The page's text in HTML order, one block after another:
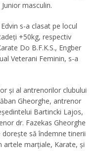
masculin.
s-a clasat pe locul
+50kg, respectiv
Do B.F.K.S., Engber
Veterani Feminin, s-a
şi al antrenorilor clubului
Gheorghe, antrenor
Bartincki Lajos,
dr. Fazekas Gheorghe
să îndemne tinerii
artele marţiale, Karate, şi